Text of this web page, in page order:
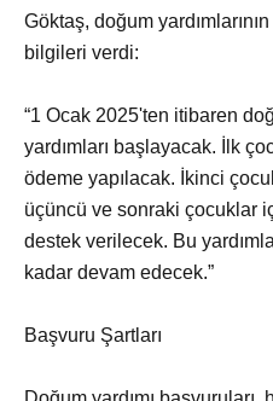
Göktaş, doğum
bilgileri verdi:
“1 Ocak 2025'ten itibaren
yardımları başlayacak. İlk
ödeme yapılacak. İkinci
üçüncü ve sonraki çocuklar
destek verilecek. Bu
kadar devam edecek.”
Başvuru Şartları